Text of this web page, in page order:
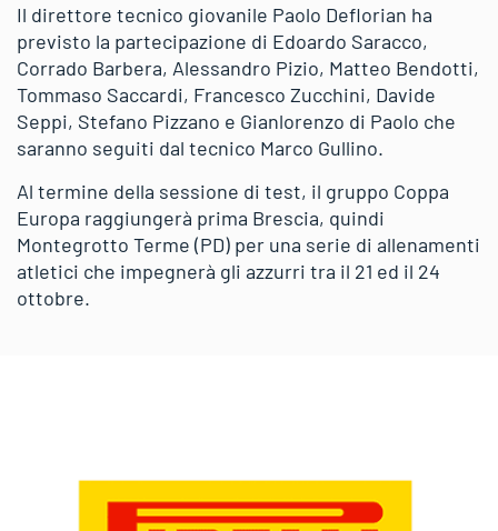
Il direttore tecnico giovanile Paolo Deflorian ha
previsto la partecipazione di Edoardo Saracco,
Corrado Barbera, Alessandro Pizio, Matteo Bendotti,
Tommaso Saccardi, Francesco Zucchini, Davide
Seppi, Stefano Pizzano e Gianlorenzo di Paolo che
saranno seguiti dal tecnico Marco Gullino.
Al termine della sessione di test, il gruppo Coppa
Europa raggiungerà prima Brescia, quindi
Montegrotto Terme (PD) per una serie di allenamenti
atletici che impegnerà gli azzurri tra il 21 ed il 24
ottobre.